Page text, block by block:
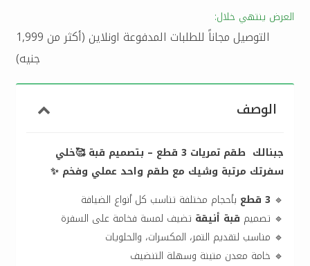
العرض ينتهي خلال:
التوصيل مجاناً للطلبات المدفوعة اونلاين (أكثر من 1,999
جنيه)
الوصف
جبنالك طقم تمريات 3 قطع – بتصميم قبة 🥰خلي
سفرتك مرتبة وشيك مع طقم واحد عملي وفخم ✨
🔹 3 قطع
بأحجام مختلفة تناسب كل أنواع الضيافة
🔹 تصميم قبة أنيقة تضيف لمسة فخامة على السفرة
🔹 مناسب لتقديم التمر، المكسرات، والحلويات
🔹 خامة معدن متينة وسهلة التنضيف